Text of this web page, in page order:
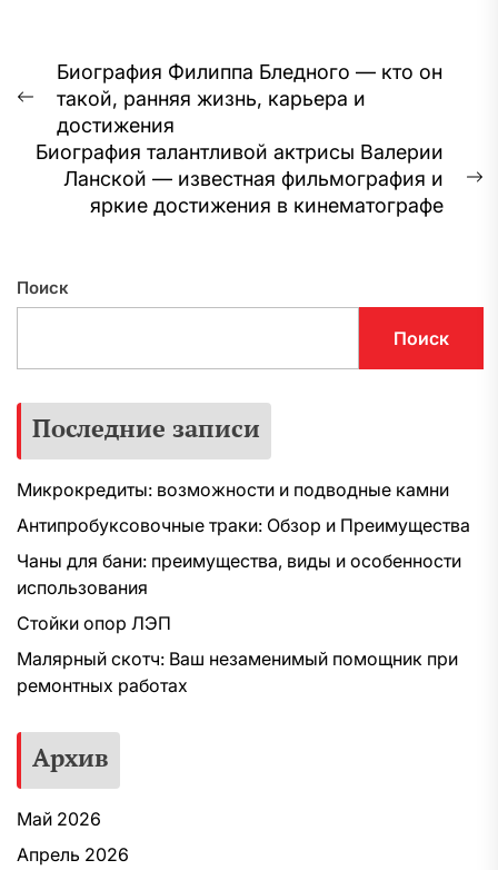
Навигация
по
записям
Предыдущая
запись:
Биография Филиппа Бледного — кто он
такой, ранняя жизнь, карьера и
достижения
Биография талантливой актрисы Валерии
Ланской — известная фильмография и
яркие достижения в кинематографе
Поиск
Поиск
Последние записи
Микрокредиты: возможности и подводные камни
Антипробуксовочные траки: Обзор и Преимущества
Чаны для бани: преимущества, виды и особенности
использования
Стойки опор ЛЭП
Малярный скотч: Ваш незаменимый помощник при
ремонтных работах
Архив
Май 2026
Апрель 2026